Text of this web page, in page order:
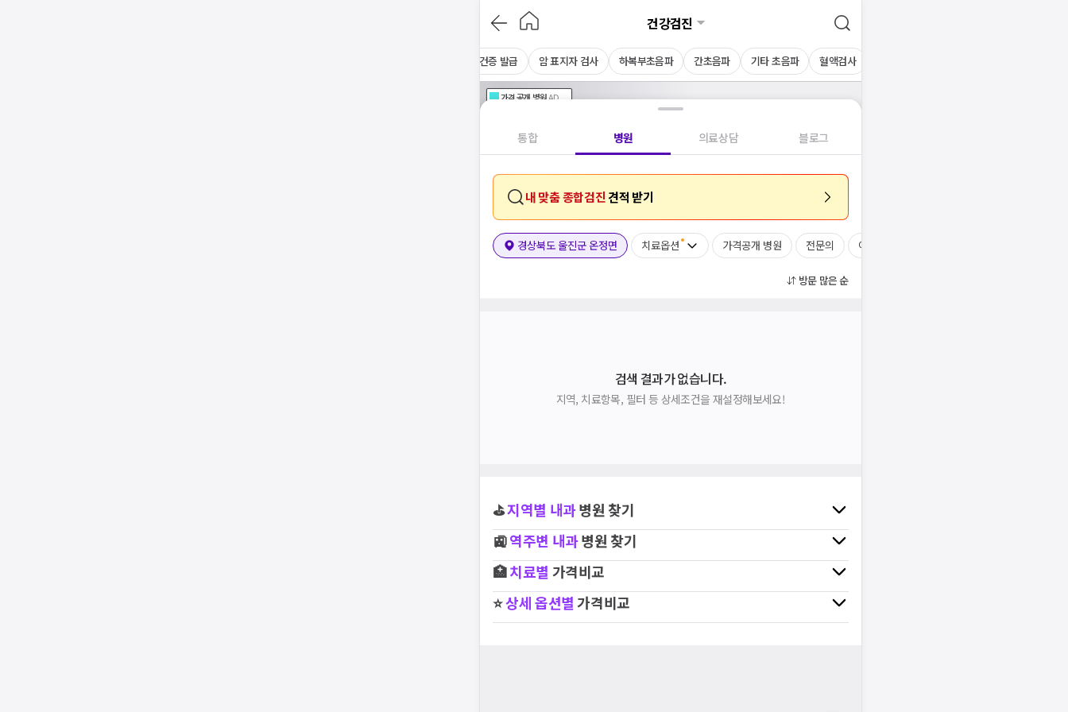
건강검진
보건증 발급 암 표지자 검사 하복부초음파 간초음파 기타 초음파 혈액검사
가격공개 병원AD
통합 병원 의료상담 블로그
내 맞춤 종합검진 견적 받기
경상북도 울진군 온정면 치료옵션 가격공개 병원 전문의 여의사
방문 많은 순
검색 결과가 없습니다.
지역, 치료항목, 필터 등 상세조건을 재설정해보세요!
⛳지역별 내과병원 찾기
🚉역주변 내과병원 찾기
🏥치료별 가격비교
⭐상세 옵션별가격비교